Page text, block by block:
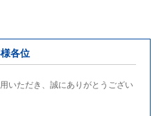
各位
いただき、誠にありがとうござい